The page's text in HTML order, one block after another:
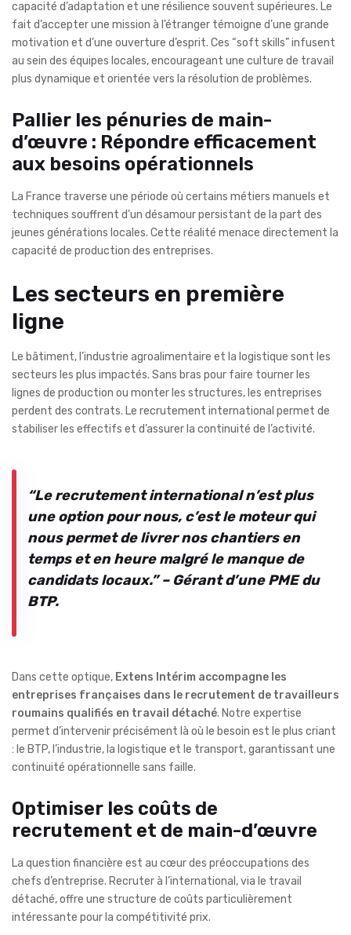
capacité d’adaptation et une résilience souvent supérieures. Le
fait d’accepter une mission à l’étranger témoigne d’une grande
motivation et d’une ouverture d’esprit. Ces “soft skills” infusent
au sein des équipes locales, encourageant une culture de travail
plus dynamique et orientée vers la résolution de problèmes.
Pallier les pénuries de main-
d’œuvre : Répondre efficacement
aux besoins opérationnels
La France traverse une période où certains métiers manuels et
techniques souffrent d’un désamour persistant de la part des
jeunes générations locales. Cette réalité menace directement la
capacité de production des entreprises.
Les secteurs en première
ligne
Le bâtiment, l’industrie agroalimentaire et la logistique sont les
secteurs les plus impactés. Sans bras pour faire tourner les
lignes de production ou monter les structures, les entreprises
perdent des contrats. Le recrutement international permet de
stabiliser les effectifs et d’assurer la continuité de l’activité.
“Le recrutement international n’est plus
une option pour nous, c’est le moteur qui
nous permet de livrer nos chantiers en
temps et en heure malgré le manque de
candidats locaux.” – Gérant d’une PME du
BTP.
Dans cette optique, Extens Intérim accompagne les
entreprises françaises dans le recrutement de travailleurs
roumains qualifiés en travail détaché. Notre expertise
permet d’intervenir précisément là où le besoin est le plus criant
: le BTP, l’industrie, la logistique et le transport, garantissant une
continuité opérationnelle sans faille.
Optimiser les coûts de
recrutement et de main-d’œuvre
La question financière est au cœur des préoccupations des
chefs d’entreprise. Recruter à l’international, via le travail
détaché, offre une structure de coûts particulièrement
intéressante pour la compétitivité prix.